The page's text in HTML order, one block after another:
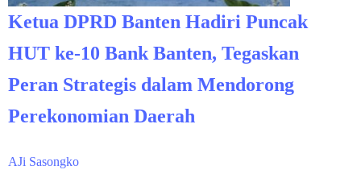
Ketua DPRD Banten Hadiri Puncak
HUT ke-10 Bank Banten, Tegaskan
Peran Strategis dalam Mendorong
Perekonomian Daerah
AJi Sasongko